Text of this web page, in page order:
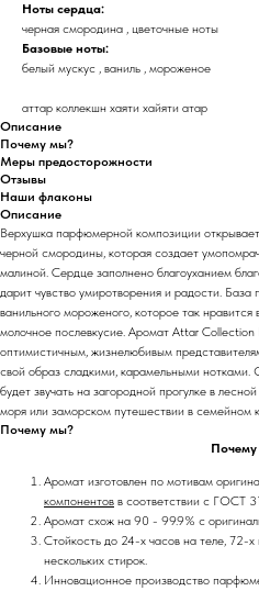
Ноты сердца:
черная смородина , цветочные ноты
Базовые ноты:
белый мускус , ваниль , мороженое
аттар коллекшн хаяти хайяти атар
Описание
Почему мы?
Меры предосторожности
Отзывы
Наши флаконы
Описание
Верхушка парфюмерной композиции
черной смородины, которая создает
малиной. Сердце заполнено благоуханием
дарит чувство умиротворения и радости.
ванильного мороженого, которое так
молочное послевкусие. Аромат Attar
оптимистичным, жизнелюбивым
свой образ сладкими, карамельными нотками.
будет звучать на загородной прогулке в
моря или заморском путешествии в семейном
Почему мы?
Аромат изготовлен по мотивам
компонентов в соответствии с ГОСТ
Аромат схож на 90 - 99.9% с
Стойкость до 24-х часов на теле, 72-
нескольких стирок.
Инновационное производство